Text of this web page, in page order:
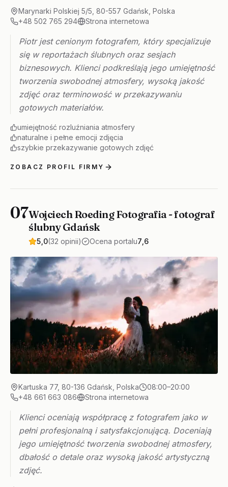
Marynarki Polskiej 5/5, 80-557 Gdańsk, Polska
+48 502 765 294
Strona internetowa
Piotr jest cenionym fotografem, który specjalizuje
się w reportażach ślubnych oraz sesjach
biznesowych. Klienci podkreślają jego umiejętność
tworzenia swobodnej atmosfery, wysoką jakość
zdjęć oraz terminowość w przekazywaniu
gotowych materiałów.
umiejętność rozluźniania atmosfery
naturalne i pełne emocji zdjęcia
szybkie przekazywanie gotowych zdjęć
ZOBACZ PROFIL FIRMY
07Wojciech Roeding Fotografia - fotograf
ślubny Gdańsk
5,0(32 opinii) Ocena portalu7,6
Kartuska 77, 80-136 Gdańsk, Polska
08:00–20:00
+48 661 663 086
Strona internetowa
Klienci oceniają współpracę z fotografem jako w
pełni profesjonalną i satysfakcjonującą. Doceniają
jego umiejętność tworzenia swobodnej atmosfery,
dbałość o detale oraz wysoką jakość artystyczną
zdjęć.